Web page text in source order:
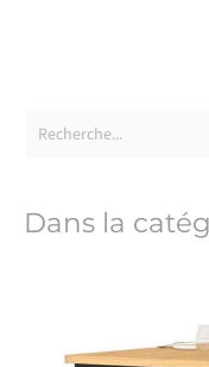
Dans la